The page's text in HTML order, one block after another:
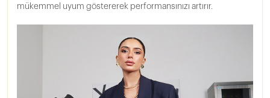
mükemmel uyum göstererek performansınızı artırır.